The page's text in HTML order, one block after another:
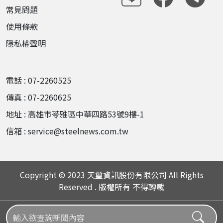
常見問題
使用條款
隱私權聲明
電話 : 07-2260525
傳真 : 07-2260625
地址 : 高雄市苓雅區中華四路53號9樓-1
信箱 : service@steelnews.com.tw
Copyright © 2023 天璽資訊股份有限公司 All Rights
Reserved . 版權所有 不得轉載